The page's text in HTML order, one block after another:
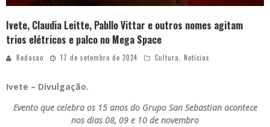
Ivete, Claudia Leitte, Pabllo Vittar e outros nomes agitam
trios elétricos e palco no Mega Space
Redacao 17 de setembro de 2024 Cultura, Notícias
Ivete – Divulgação.
Evento que celebra os 15 anos do Grupo San Sebastian acontece
nos dias 08, 09 e 10 de novembro